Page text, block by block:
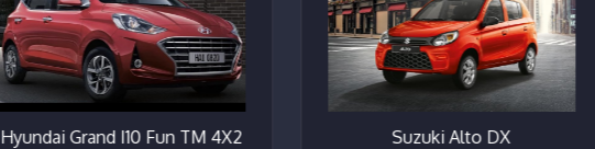
Hyundai Grand I10 Fun TM 4X2 Suzuki Alto DX